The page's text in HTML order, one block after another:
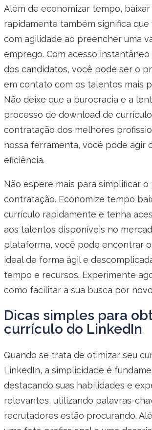
Além de economizar tempo,
rapidamente também significa
com agilidade ao preencher uma
emprego. Com acesso instantâneo
dos candidatos, você pode ser o
em contato com os talentos mais
Não deixe que a burocracia e a
processo de download de
contratação dos melhores
nossa ferramenta, você pode agir
eficiência.
Não espere mais para simplificar o
contratação. Economize tempo
currículo rapidamente e tenha
aos talentos disponíveis no
plataforma, você pode encontrar
ideal de forma ágil e
tempo e recursos. Experimente
como facilitar a sua busca por
Dicas simples para
currículo do LinkedIn
Quando se trata de otimizar seu
LinkedIn, a simplicidade é
destacando suas habilidades e
relevantes, utilizando palavras-
recrutadores estão procurando.